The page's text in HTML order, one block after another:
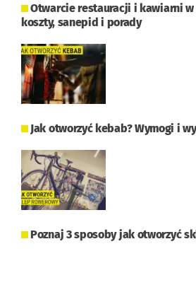
Otwarcie restauracji i kawiarni w
koszty, sanepid i porady
Jak otworzyć kebab? Wymogi i
Poznaj 3 sposoby jak otworzyć